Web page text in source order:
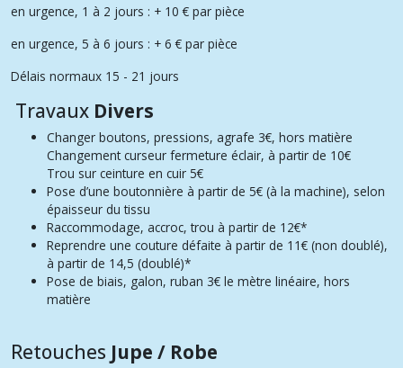
en urgence, 1 à 2 jours : + 10 € par pièce
en urgence, 5 à 6 jours : + 6 € par pièce
Délais normaux 15 - 21 jours
Travaux Divers
Changer boutons, pressions, agrafe 3€, hors matière
Changement curseur fermeture éclair, à partir de 10€
Trou sur ceinture en cuir 5€
Pose d’une boutonnière à partir de 5€ (à la machine), selon
épaisseur du tissu
Raccommodage, accroc, trou à partir de 12€*
Reprendre une couture défaite à partir de 11€ (non doublé),
à partir de 14,5 (doublé)*
Pose de biais, galon, ruban 3€ le mètre linéaire, hors
matière
Retouches Jupe / Robe